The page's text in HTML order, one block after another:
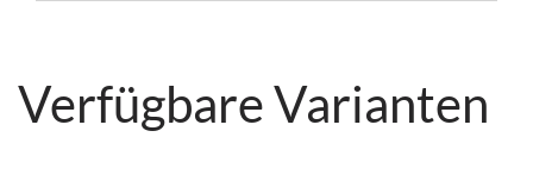
Verfügbare Varianten